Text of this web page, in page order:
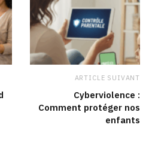
ARTICLE SUIVANT
Cyberviolence :
Comment protéger nos
enfants